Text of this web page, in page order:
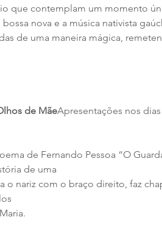
que contemplam um momento
nova e a música nativista
de uma maneira mágica,
de MãeApresentações nos
de Fernando Pessoa “O
de uma
o nariz com o braço direito, faz